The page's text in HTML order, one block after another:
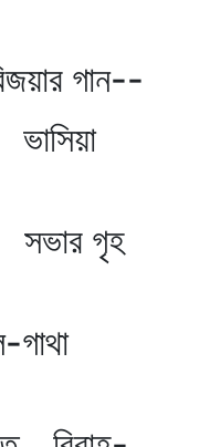
গান--
সভার গৃহ
গাথা